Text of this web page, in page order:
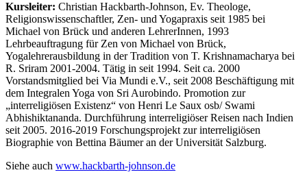
Kursleiter: Christian Hackbarth-Johnson, Ev. Theologe,
Religionswissenschaftler, Zen- und Yogapraxis seit 1985 bei
Michael von Brück und anderen LehrerInnen, 1993
Lehrbeauftragung für Zen von Michael von Brück,
Yogalehrerausbildung in der Tradition von T. Krishnamacharya bei
R. Sriram 2001-2004. Tätig in seit 1994. Seit ca. 2000
Vorstandsmitglied bei Via Mundi e.V., seit 2008 Beschäftigung mit
dem Integralen Yoga von Sri Aurobindo. Promotion zur
„interreligiösen Existenz“ von Henri Le Saux osb/ Swami
Abhishiktananda. Durchführung interreligiöser Reisen nach Indien
seit 2005. 2016-2019 Forschungsprojekt zur interreligiösen
Biographie von Bettina Bäumer an der Universität Salzburg.
Siehe auch www.hackbarth-johnson.de